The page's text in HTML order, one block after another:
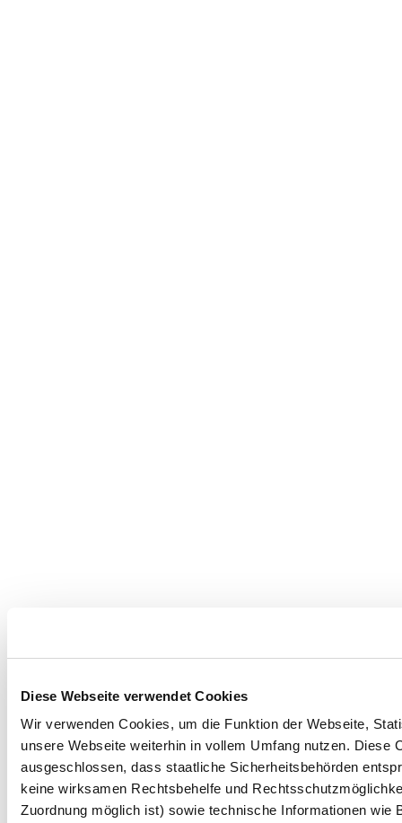
Diese Webseite verwendet Cookies
Wir verwenden Cookies, um die Funktion der Webseite,
unsere Webseite weiterhin in vollem Umfang nutzen.
ausgeschlossen, dass staatliche Sicherheitsbehörden
keine wirksamen Rechtsbehelfe und
Zuordnung möglich ist) sowie technische Informationen